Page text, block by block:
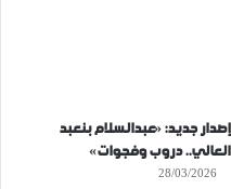
إصدار جديد: «عبدالسلام بنعبد
العالي.. دروب وفجوات»
28/03/2026